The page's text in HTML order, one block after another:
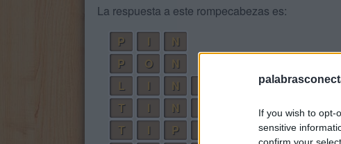
If you wish to opt-
sensitive
confirm your
La respuesta a este rompecabezas es:
P
N
P
O
N
L
N
T
N
T
P